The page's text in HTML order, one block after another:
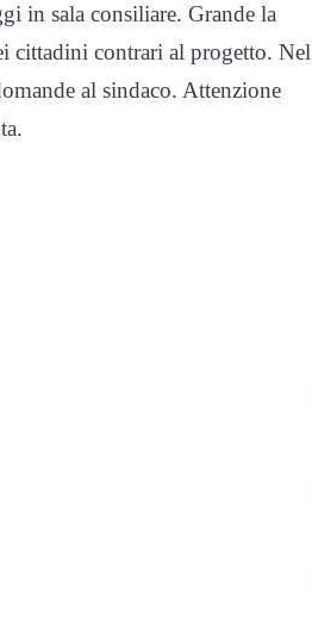
in sala consiliare. Grande la
cittadini contrari al progetto. Nel
al sindaco. Attenzione